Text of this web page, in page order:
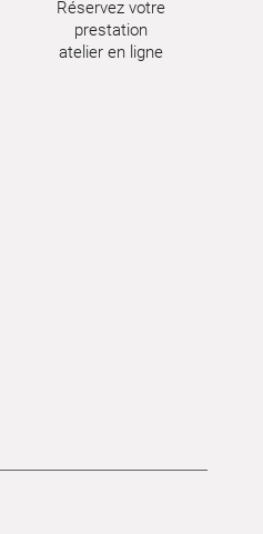
Réservez votre
prestation
atelier en ligne